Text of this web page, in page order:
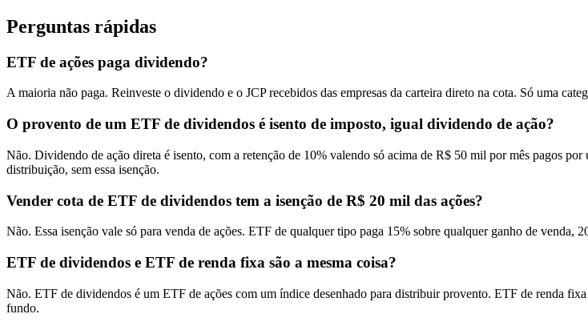
Perguntas rápidas
ETF de ações paga dividendo?
A maioria não paga. Reinveste o dividendo e o JCP recebidos das empresas da carteira direto na cota. Só uma
O provento de um ETF de dividendos é isento de imposto, igual dividendo de ação?
Não. Dividendo de ação direta é isento, com a retenção de 10% valendo só acima de R$ 50 mil por mês pagos
distribuição, sem essa isenção.
Vender cota de ETF de dividendos tem a isenção de R$ 20 mil das ações?
Não. Essa isenção vale só para venda de ações. ETF de qualquer tipo paga 15% sobre qualquer ganho de venda,
ETF de dividendos e ETF de renda fixa são a mesma coisa?
Não. ETF de dividendos é um ETF de ações com um índice desenhado para distribuir provento. ETF de renda
fundo.